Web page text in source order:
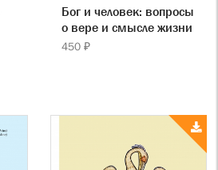
Бог и человек: вопросы
о вере и смысле жизни
450 ₽